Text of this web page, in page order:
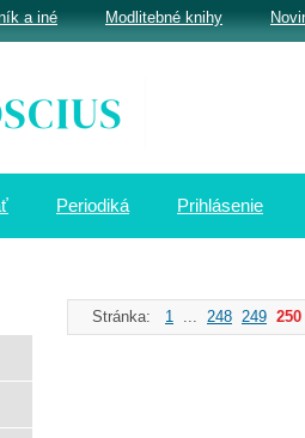
Periodiká Prihlásenie
Stránka: 1 ... 248 249 250
a iné Modlitebné knihy